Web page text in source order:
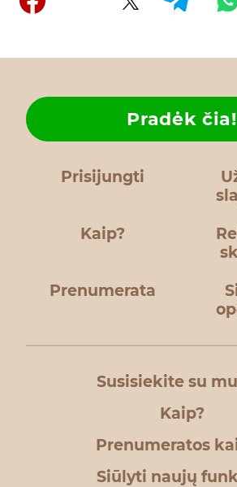
Prisijungti
Kaip?
Pradėk čia!
Prenumerata
Susisiekite su
Kaip?
Prenumeratos
Siūlyti naujų